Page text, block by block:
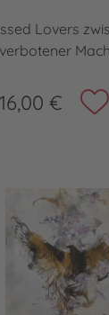
Lovers
16,00 €